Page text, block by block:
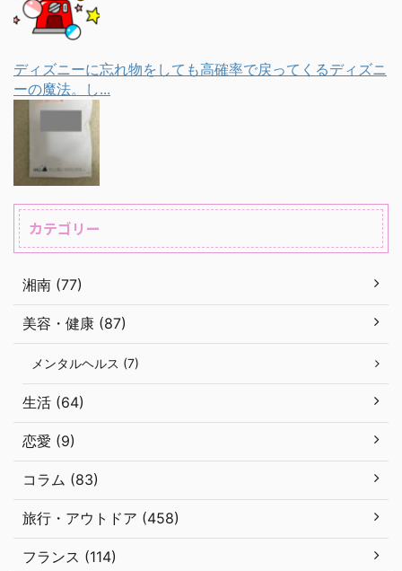
ディズニーに忘れ物をしても高確率で戻ってくるディズニ
ーの魔法。し...
カテゴリー
湘南 (77)
美容・健康 (87)
メンタルヘルス (7)
生活 (64)
恋愛 (9)
コラム (83)
旅行・アウトドア (458)
フランス (114)